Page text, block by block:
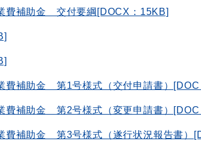
費補助金 交付要綱[DOCX：15KB]
費補助金 第1号様式（交付申請書）[DOC
費補助金 第2号様式（変更申請書）[DOC
費補助金 第3号様式（遂行状況報告書）